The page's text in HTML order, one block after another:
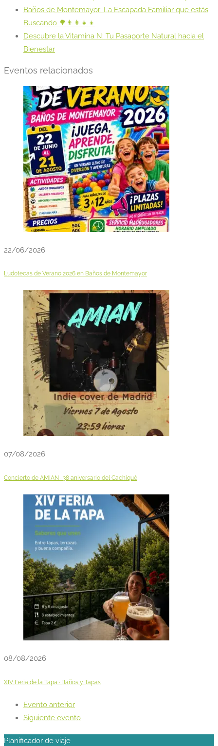
Baños de Montemayor: La Escapada Familiar que estás
Buscando 🌳👨‍👩‍👧‍👦
Descubre la Vitamina N: Tu Pasaporte Natural hacia el
Bienestar
Eventos relacionados
22/06/2026
Ludotecas de Verano 2026 en Baños de Montemayor
07/08/2026
Concierto de AMIAN · 38 aniversario del Cachiqué
08/08/2026
XIV Feria de la Tapa · Baños y Tapas
Evento anterior
Siguiente evento
Planificador de viaje